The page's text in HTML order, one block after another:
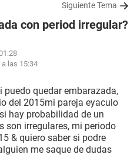
Siguiente Tema
con period irregular?
las 15:34
quedar embarazada,
del 2015mi pareja eyaculo
hay probabilidad de un
son irregulares, mi periodo
& quiero saber si podre
me saque de dudas